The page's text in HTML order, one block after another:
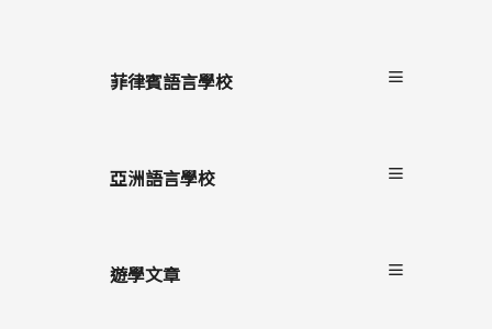
服務流程
菲律賓語言學校
碧瑤
亞洲語言學校
遊學文章